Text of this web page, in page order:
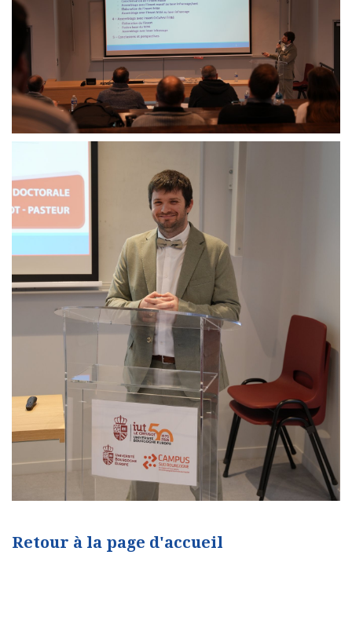
Retour à la page d'accueil